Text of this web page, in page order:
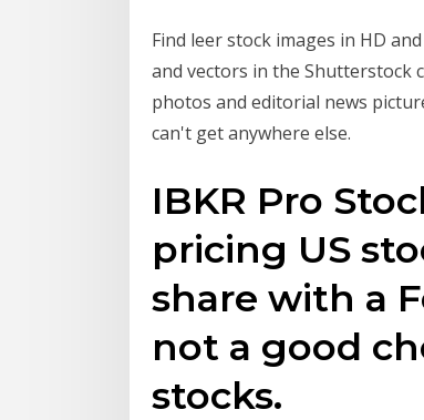
Find leer stock images in HD
and vectors in the Shutterstock
photos and editorial news
can't get anywhere else.
IBKR Pro
pricing US
share with a
not a good
stocks.